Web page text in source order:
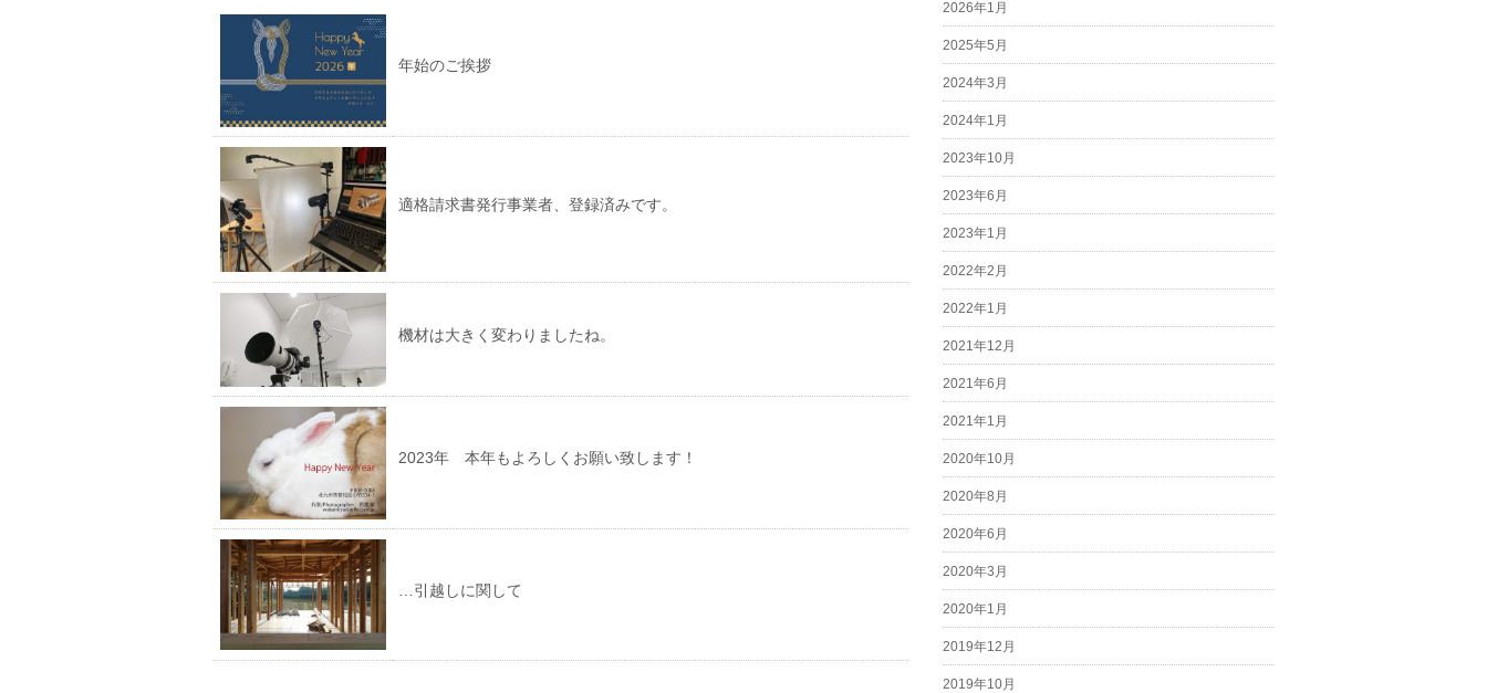
年始のご挨拶
適格請求書発行事業者、登録済みです。
機材は大きく変わりましたね。
2023年 本年もよろしくお願い致します！
…引越しに関して
2026年1月
2025年5月
2024年3月
2024年1月
2023年10月
2023年6月
2023年1月
2022年2月
2022年1月
2021年12月
2021年6月
2021年1月
2020年10月
2020年8月
2020年6月
2020年3月
2020年1月
2019年12月
2019年10月